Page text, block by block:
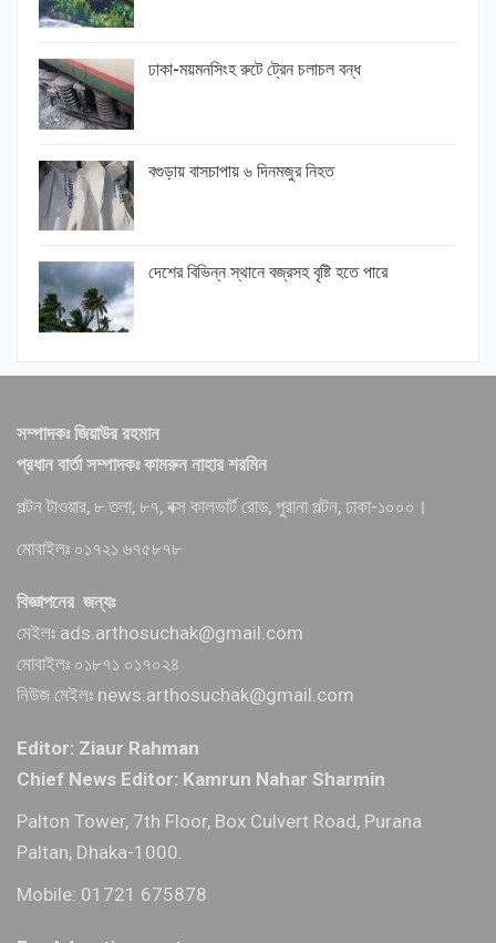
ঢাকা-ময়মনসিংহ রুটে ট্রেন চলাচল বন্ধ
বগুড়ায় বাসচাপায় ৬ দিনমজুর নিহত
দেশের বিভিন্ন স্থানে বজ্রসহ বৃষ্টি হতে পারে
সম্পাদকঃ জিয়াউর রহমান
প্রধান বার্তা সম্পাদকঃ কামরুন নাহার শরমিন
পল্টন টাওয়ার, ৮ তলা, ৮৭, বক্স কালভার্ট রোড, পুরানা পল্টন, ঢাকা-১০০০।
মোবাইলঃ ০১৭২১ ৬৭৫৮৭৮
বিজ্ঞাপনের জন্যঃ
মেইলঃ ads.arthosuchak@gmail.com
মোবাইলঃ ০১৮৭১ ০১৭০২৪
নিউজ মেইলঃ news.arthosuchak@gmail.com
Editor: Ziaur Rahman
Chief News Editor: Kamrun Nahar Sharmin
Palton Tower, 7th Floor, Box Culvert Road, Purana
Paltan, Dhaka-1000.
Mobile: 01721 675878